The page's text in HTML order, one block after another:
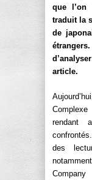
que l’on
traduit la
de
article.
rendant
des